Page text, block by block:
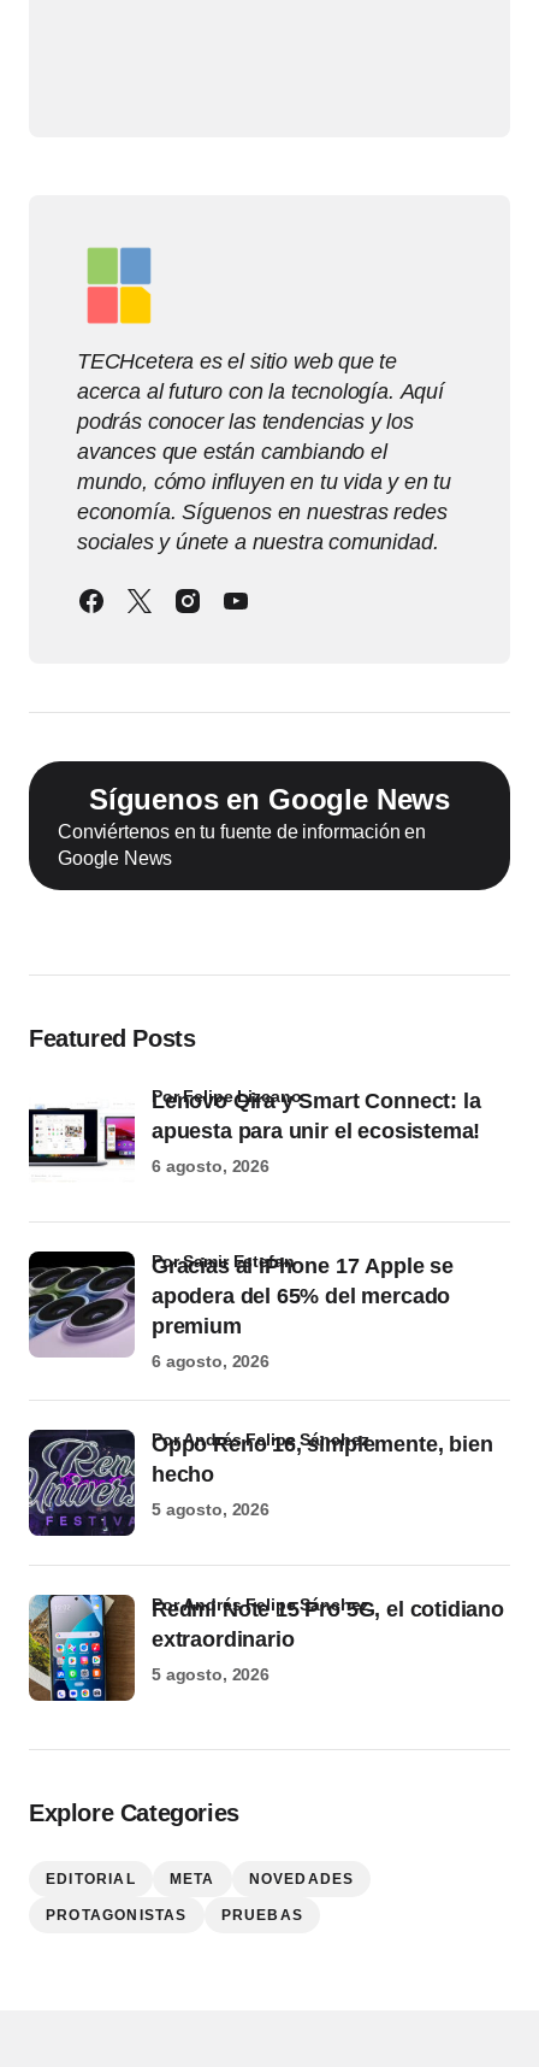
TECHcetera es el sitio web que te
acerca al futuro con la tecnología. Aquí
podrás conocer las tendencias y los
avances que están cambiando el
mundo, cómo influyen en tu vida y en tu
economía. Síguenos en nuestras redes
sociales y únete a nuestra comunidad.
Síguenos en Google News
Conviértenos en tu fuente de información en
Google News
Featured Posts
Lenovo Qira y Smart Connect: la
apuesta para unir el ecosistema!
por Felipe Lizcano
6 agosto, 2026
Gracias al iPhone 17 Apple se
apodera del 65% del mercado
premium
por Samir Estefan
6 agosto, 2026
Oppo Reno 16, simplemente, bien
hecho
por Andrés Felipe Sánchez
5 agosto, 2026
Redmi Note 15 Pro 5G, el cotidiano
extraordinario
por Andrés Felipe Sánchez
5 agosto, 2026
Explore Categories
EDITORIAL META NOVEDADES
PROTAGONISTAS PRUEBAS